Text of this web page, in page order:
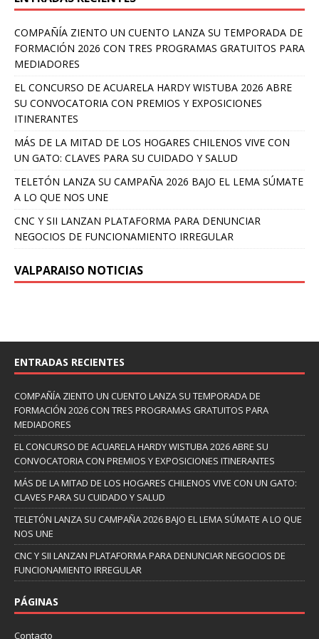
COMPAÑÍA ZIENTO UN CUENTO LANZA SU TEMPORADA DE
FORMACIÓN 2026 CON TRES PROGRAMAS GRATUITOS PARA
MEDIADORES
EL CONCURSO DE ACUARELA HARDY WISTUBA 2026 ABRE
SU CONVOCATORIA CON PREMIOS Y EXPOSICIONES
ITINERANTES
MÁS DE LA MITAD DE LOS HOGARES CHILENOS VIVE CON
UN GATO: CLAVES PARA SU CUIDADO Y SALUD
TELETÓN LANZA SU CAMPAÑA 2026 BAJO EL LEMA SÚMATE
A LO QUE NOS UNE
CNC Y SII LANZAN PLATAFORMA PARA DENUNCIAR
NEGOCIOS DE FUNCIONAMIENTO IRREGULAR
VALPARAISO NOTICIAS
ENTRADAS RECIENTES
COMPAÑÍA ZIENTO UN CUENTO LANZA SU TEMPORADA DE
FORMACIÓN 2026 CON TRES PROGRAMAS GRATUITOS PARA
MEDIADORES
EL CONCURSO DE ACUARELA HARDY WISTUBA 2026 ABRE SU
CONVOCATORIA CON PREMIOS Y EXPOSICIONES ITINERANTES
MÁS DE LA MITAD DE LOS HOGARES CHILENOS VIVE CON UN GATO:
CLAVES PARA SU CUIDADO Y SALUD
TELETÓN LANZA SU CAMPAÑA 2026 BAJO EL LEMA SÚMATE A LO QUE
NOS UNE
CNC Y SII LANZAN PLATAFORMA PARA DENUNCIAR NEGOCIOS DE
FUNCIONAMIENTO IRREGULAR
PÁGINAS
Contacto